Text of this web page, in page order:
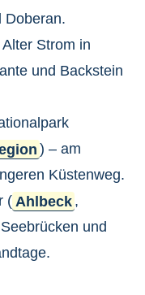
Doberan.
Alter Strom in
und Backstein
) – am
Küstenweg.
( Ahlbeck ,
und